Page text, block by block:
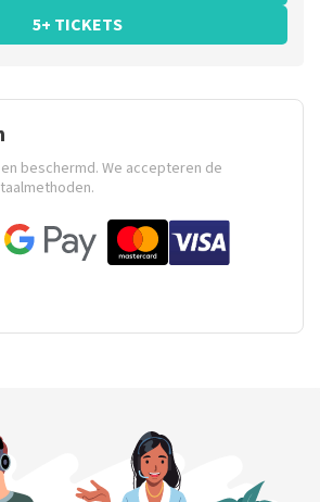
5+ TICKETS
beschermd. We accepteren de